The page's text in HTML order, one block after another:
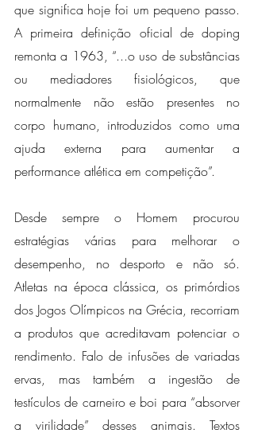
que significa hoje foi um pequeno passo.
A primeira definição oficial de doping
remonta a 1963, “...o uso de substâncias
ou mediadores fisiológicos, que
normalmente não estão presentes no
corpo humano, introduzidos como uma
ajuda externa para aumentar a
performance atlética em competição”.
Desde sempre o Homem procurou
estratégias várias para melhorar o
desempenho, no desporto e não só.
Atletas na época clássica, os primórdios
dos Jogos Olímpicos na Grécia, recorriam
a produtos que acreditavam potenciar o
rendimento. Falo de infusões de variadas
ervas, mas também a ingestão de
testículos de carneiro e boi para “absorver
a virilidade” desses animais. Textos